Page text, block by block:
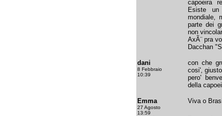
capoeira
Esiste
mondiale,
parte dei
non
AxÃ¨ pra
Dacchan
dani
8 Febbraio
10:39
con che
cosi',
pero'
della
Emma
27 Agosto
13:59
Viva o